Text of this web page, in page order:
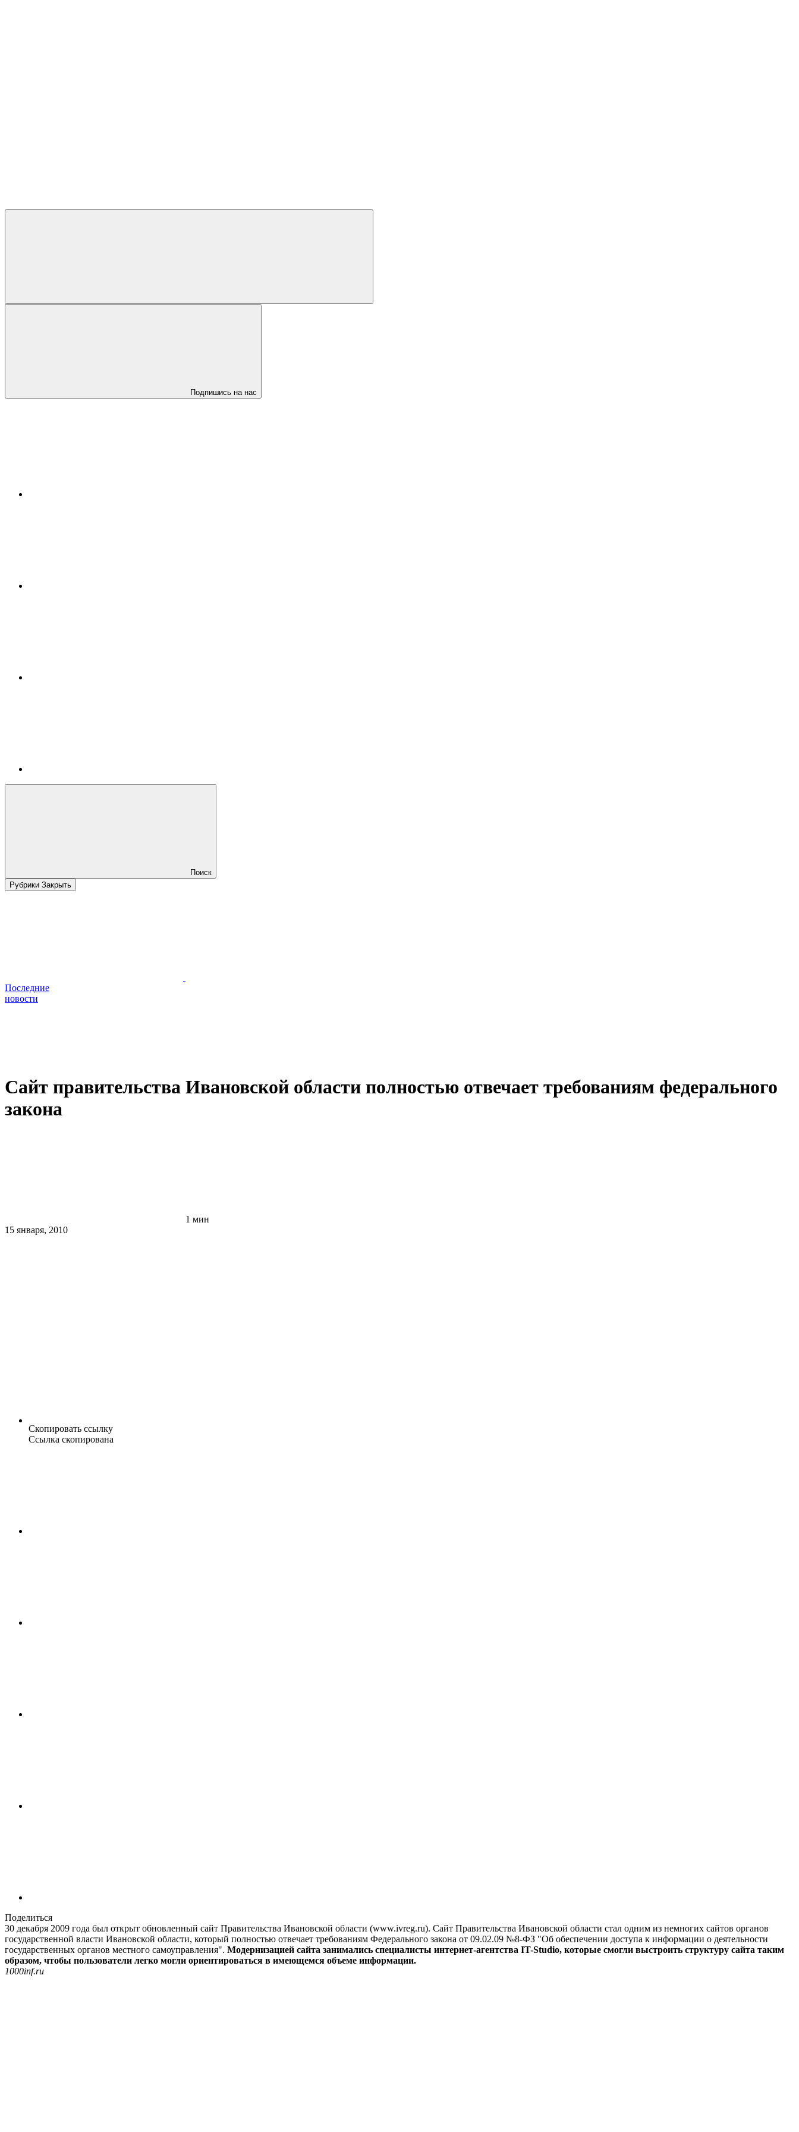
Подпишись на нас
Поиск
Рубрики Закрыть
Последние
новости
Сайт правительства Ивановской области полностью отвечает требованиям федерального
закона
1 мин
15 января, 2010
Скопировать ссылку
Ссылка скопирована
Поделиться
30 декабря 2009 года был открыт обновленный сайт Правительства Ивановской области (www.ivreg.ru). Сайт Правительства Ивановской области стал одним из немногих сайтов органов
государственной власти Ивановской области, который полностью отвечает требованиям Федерального закона от 09.02.09 №8-ФЗ "Об обеспечении доступа к информации о деятельности
государственных органов местного самоуправления". Модернизацией сайта занимались специалисты интернет-агентства IT-Studio, которые смогли выстроить структуру сайта таким
образом, чтобы пользователи легко могли ориентироваться в имеющемся объеме информации.
1000inf.ru